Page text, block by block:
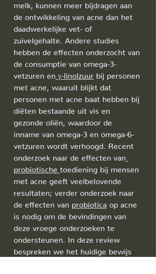
melk, kunnen meer bijdragen aan
de ontwikkeling van acne dan het
daadwerkelijke vet- of
zuivelgehalte. Andere studies
hebben de effecten onderzocht van
de consumptie van omega-3-
vetzuren en γ-linolzuur bij personen
met acne, waaruit blijkt dat
personen met acne baat hebben bij
diëten bestaande uit vis en
gezonde oliën, waardoor de
inname van omega-3 en omega-6-
vetzuren wordt verhoogd. Recent
onderzoek naar de effecten van
probiotische toediening bij mensen
met acne geeft veelbelovende
resultaten; verder onderzoek naar
de effecten van probiotica op acne
is nodig om de bevindingen van
deze vroege onderzoeken te
ondersteunen. In deze review
bespreken we het huidige bewijs